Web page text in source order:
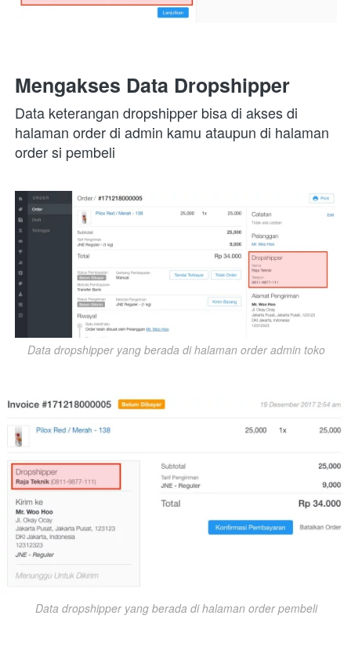
Mengakses Data Dropshipper
Data keterangan dropshipper bisa di akses di
halaman order di admin kamu ataupun di halaman
order si pembeli
Data dropshipper yang berada di halaman order admin toko
Data dropshipper yang berada di halaman order pembeli